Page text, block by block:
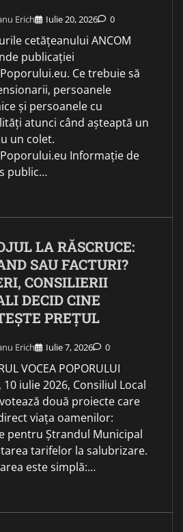
Erich Iulie 20, 2026 0
cetățeanului ANCOM
publicației
Ce trebuie să
persoanele
și persoanele cu
atunci când așteaptă un
un colet.
Informație de
public…
LA RĂSCRUCE:
SAU FACTURI?
CONSILIERII
DECID CINE
PREȚUL
Erich Iulie 7, 2026 0
VOCEA POPORULUI
10 iulie 2026, Consiliul Local
două proiecte care
viața oamenilor:
pentru Ștrandul Municipal
tarifelor la salubrizare.
este simplă:…